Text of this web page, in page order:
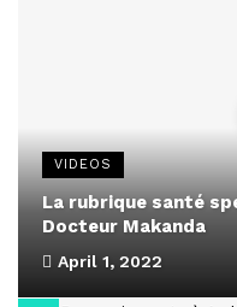
VIDEOS
La rubrique santé
Docteur Makanda
April 1, 2022